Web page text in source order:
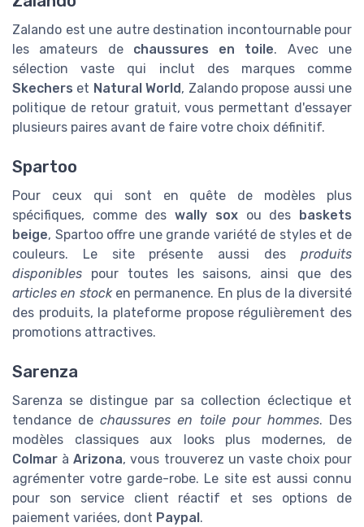
Zalando est une autre destination incontournable pour
les amateurs de chaussures en toile. Avec une
sélection vaste qui inclut des marques comme
Skechers et Natural World, Zalando propose aussi une
politique de retour gratuit, vous permettant d'essayer
plusieurs paires avant de faire votre choix définitif.
Spartoo
Pour ceux qui sont en quête de modèles plus
spécifiques, comme deswally soxou des baskets
beige, Spartoo offre une grande variété de styles et de
couleurs. Le site présente aussi des produits
disponibles pour toutes les saisons, ainsi que des
articles en stocken permanence. En plus de la diversité
des produits, la plateforme propose régulièrement des
promotions attractives.
Sarenza
Sarenza se distingue par sa collection éclectique et
tendance dechaussures en toile pour hommes. Des
modèles classiques aux looks plus modernes, de
Colmar àArizona, vous trouverez un vaste choix pour
agrémenter votre garde-robe. Le site est aussi connu
pour son service client réactif et ses options de
paiement variées, dont Paypal .